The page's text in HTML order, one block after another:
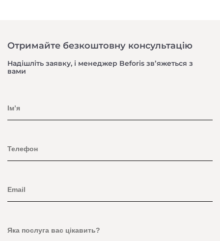
Отримайте безкоштовну консультацію
Надішліть заявку, і менеджер Beforis звʼяжеться з
вами